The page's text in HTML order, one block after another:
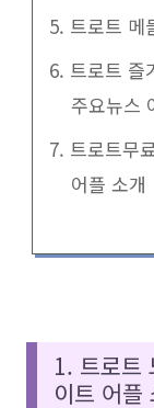
5. 트로트 메
6. 트로트 즐
주요뉴스
7. 트로트무
어플 소개
1. 트로트
이트 어플